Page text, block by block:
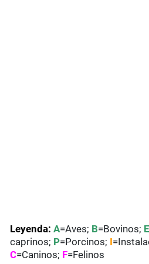
Leyenda: A=Aves; B=Bovinos; E
caprinos; P=Porcinos; I
C=Caninos; F=Felinos